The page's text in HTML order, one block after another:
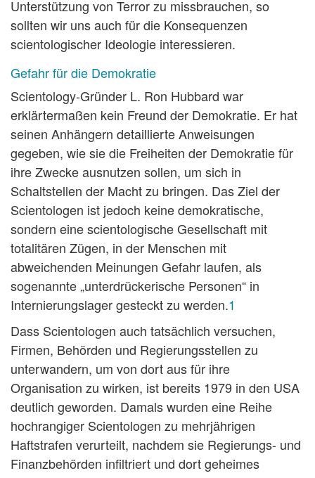
Unterstützung von Terror zu missbrauchen, so
sollten wir uns auch für die Konsequenzen
scientologischer Ideologie interessieren.
Gefahr für die Demokratie
Scientology-Gründer L. Ron Hubbard war
erklärtermaßen kein Freund der Demokratie. Er hat
seinen Anhängern detaillierte Anweisungen
gegeben, wie sie die Freiheiten der Demokratie für
ihre Zwecke ausnutzen sollen, um sich in
Schaltstellen der Macht zu bringen. Das Ziel der
Scientologen ist jedoch keine demokratische,
sondern eine scientologische Gesellschaft mit
totalitären Zügen, in der Menschen mit
abweichenden Meinungen Gefahr laufen, als
sogenannte „unterdrückerische Personen“ in
Internierungslager gesteckt zu werden.1
Dass Scientologen auch tatsächlich versuchen,
Firmen, Behörden und Regierungsstellen zu
unterwandern, um von dort aus für ihre
Organisation zu wirken, ist bereits 1979 in den USA
deutlich geworden. Damals wurden eine Reihe
hochrangiger Scientologen zu mehrjährigen
Haftstrafen verurteilt, nachdem sie Regierungs- und
Finanzbehörden infiltriert und dort geheimes